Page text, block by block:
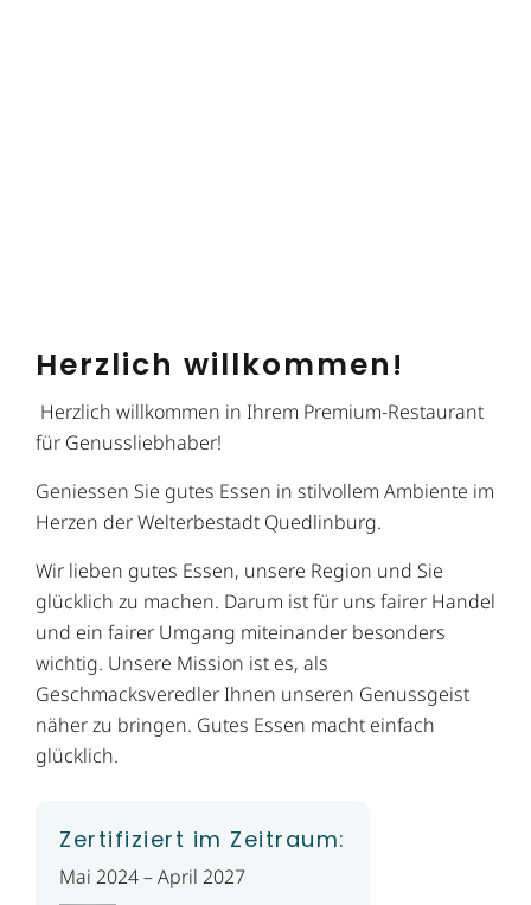
Herzlich willkommen!
Herzlich willkommen in Ihrem Premium-Restaurant
für Genussliebhaber!
Geniessen Sie gutes Essen in stilvollem Ambiente im
Herzen der Welterbestadt Quedlinburg.
Wir lieben gutes Essen, unsere Region und Sie
glücklich zu machen. Darum ist für uns fairer Handel
und ein fairer Umgang miteinander besonders
wichtig. Unsere Mission ist es, als
Geschmacksveredler Ihnen unseren Genussgeist
näher zu bringen. Gutes Essen macht einfach
glücklich.
Zertifiziert im Zeitraum:
Mai 2024 – April 2027